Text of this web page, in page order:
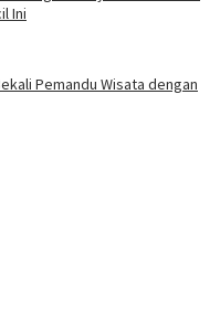
Ini
Pemandu Wisata dengan